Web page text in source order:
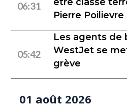
06:31
Pierre Poilievre
05:42
Les agents de
WestJet se
grève
01 août 2026